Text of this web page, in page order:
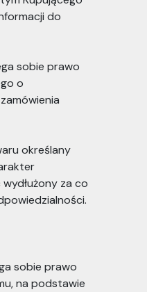
do
sobie prawo
o
określany
za co
sobie prawo
na podstawie